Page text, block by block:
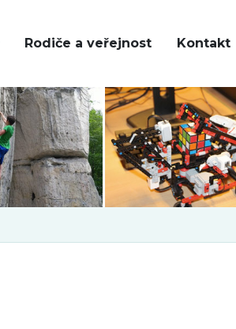
Rodiče a veřejnost Kontakt